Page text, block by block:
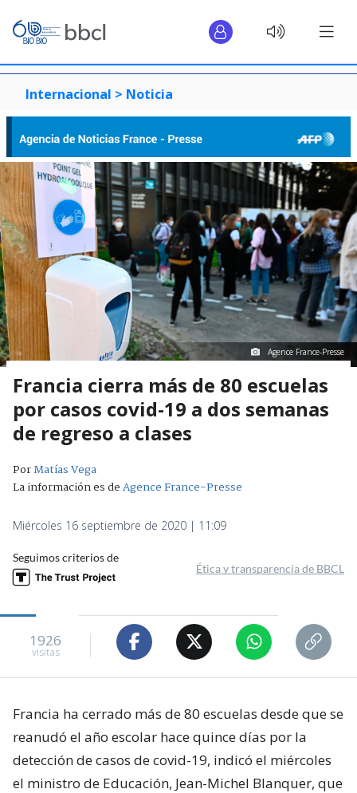
Internacional > Noticia
Agence France-Presse
Francia cierra más de 80 escuelas
por casos covid-19 a dos semanas
de regreso a clases
PorMatías Vega
La información es deAgence France-Presse
Miércoles 16 septiembre de 2020 | 11:09
Seguimos criterios de
Ética y transparencia de BBCL
1926
visitas
Francia ha cerrado más de 80 escuelas desde que se
reanudó el año escolar hace quince días por la
detección de casos de covid-19, indicó el miércoles
el ministro de Educación, Jean-Michel Blanquer, que